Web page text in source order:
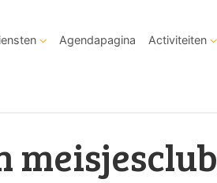
Agendapagina Activiteiten
meisjesclub